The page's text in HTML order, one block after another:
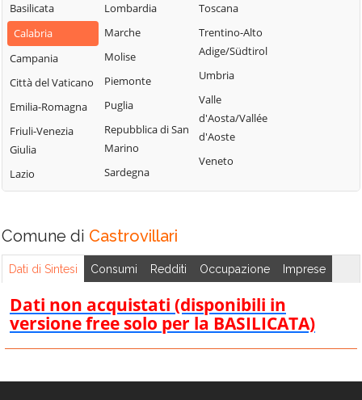
Bianchi
Bisignano
Bocchigliero
Bonifati
Buonvicino
Calopezzati
Cariati
Carolei
Casali del Manco
Cassano all'Ionio
Lappano
Lattarico
Longobardi
Longobucco
Lungro
Luzzi
Mandatoriccio
Mangone
Marano
Marchesato
Marano
San Giorgio
Albanese
San Giovanni in
Fiore
San Lorenzo
Vallo
Argentano
Finita
San Nicola Arcella
Basilicata
Calabria
Campania
Città del Vaticano
Emilia-Romagna
Friuli-Venezia
Giulia
Lazio
Lombardia
Marche
Molise
Piemonte
Puglia
Repubblica di San
Marino
Sardegna
Toscana
Trentino-Alto
Adige/Südtirol
Umbria
Valle
d'Aosta/Vallée
d'Aoste
Veneto
Comune di Castrovillari
Dati di Sintesi Consumi Redditi Occupazione Imprese
Dati non acquistati (disponibili in
versione free solo per la BASILICATA)